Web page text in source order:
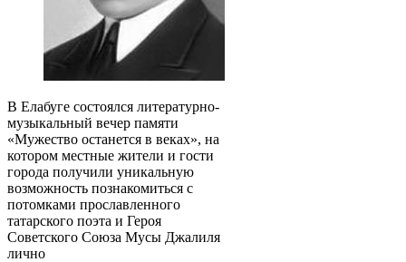
В Елабуге состоялся литературно-
музыкальный вечер памяти
«Мужество останется в веках», на
котором местные жители и гости
города получили уникальную
возможность познакомиться с
потомками прославленного
татарского поэта и Героя
Советского Союза Мусы Джалиля
лично